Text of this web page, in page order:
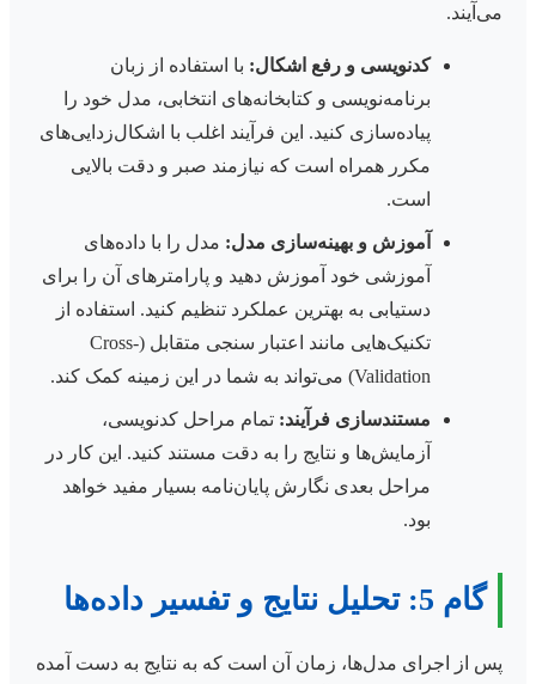
می‌آیند.
کدنویسی و رفع اشکال: با استفاده از زبان
برنامه‌نویسی و کتابخانه‌های انتخابی، مدل خود را
پیاده‌سازی کنید. این فرآیند اغلب با اشکال‌زدایی‌های
مکرر همراه است که نیازمند صبر و دقت بالایی
است.
آموزش و بهینه‌سازی مدل: مدل را با داده‌های
آموزشی خود آموزش دهید و پارامترهای آن را برای
دستیابی به بهترین عملکرد تنظیم کنید. استفاده از
تکنیک‌هایی مانند اعتبار سنجی متقابل (Cross-
Validation) می‌تواند به شما در این زمینه کمک کند.
مستندسازی فرآیند: تمام مراحل کدنویسی،
آزمایش‌ها و نتایج را به دقت مستند کنید. این کار در
مراحل بعدی نگارش پایان‌نامه بسیار مفید خواهد
بود.
گام 5: تحلیل نتایج و تفسیر داده‌ها
پس از اجرای مدل‌ها، زمان آن است که به نتایج به دست آمده